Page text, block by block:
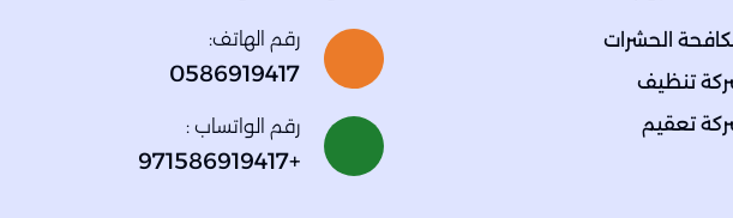
الحشرات
تنظيف
تعقيم
رقم الهاتف:
0586919417
رقم الواتساب :
+971586919417